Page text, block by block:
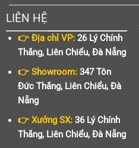
LIÊN HỆ
👉 Địa chỉ VP:26 Lý Chính
Thắng, Liên Chiểu, Đà Nẵng
👉 Showroom:347 Tôn
Đức Thắng, Liên Chiểu, Đà
Nẵng
👉 Xưởng SX:36 Lý Chính
Thắng, Liên Chiểu, Đà Nẵng